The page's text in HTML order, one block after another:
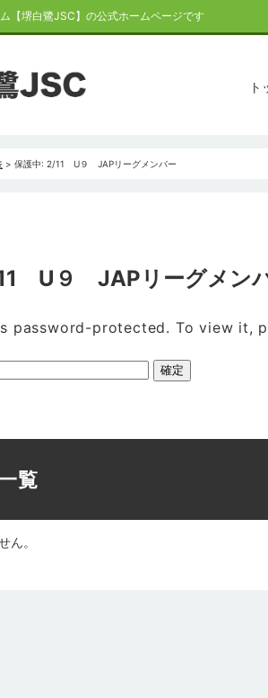
【堺白鷺JSC】の公式ホームページです
ト
> 保護中: 2/11 U９ JAPリーグメンバー
U９ JAPリーグメン
password-protected. To view it,
覧
ん。